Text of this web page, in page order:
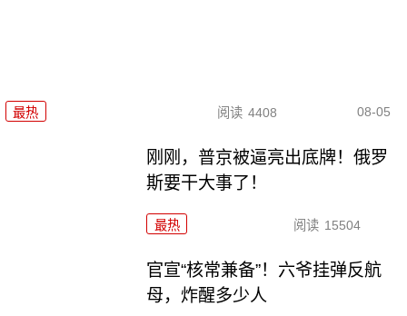
最热 阅读 4408 08-05
刚刚，普京被逼亮出底牌！俄罗
斯要干大事了！
最热 阅读 15504
官宣“核常兼备”！六爷挂弹反航
母，炸醒多少人